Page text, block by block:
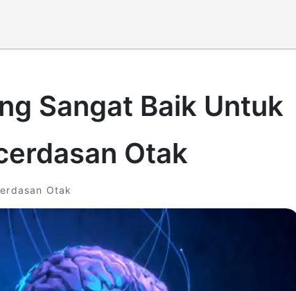
Sangat Baik Untuk
Otak
Otak